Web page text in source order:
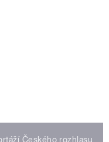
Českého rozhlasu